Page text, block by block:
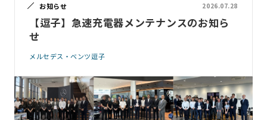
お知らせ 2026.07.28
【逗子】急速充電器メンテナンスのお知ら
せ
メルセデス・ベンツ逗子